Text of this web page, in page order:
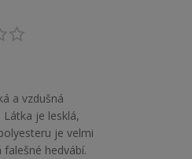
a vzdušná
je lesklá,
je velmi
hedvábí.